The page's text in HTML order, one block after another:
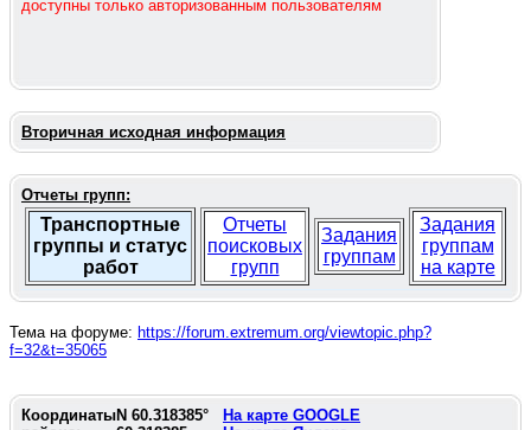
доступны только авторизованным пользователям
Вторичная исходная информация
Отчеты групп:
Транспортные
группы и статус
работ
Отчеты
поисковых
групп
Задания
группам
Задания
группам
на карте
Тема на форуме: https://forum.extremum.org/viewtopic.php?
f=32&t=35065
КоординатыN 60.318385°
На карте GOOGLE